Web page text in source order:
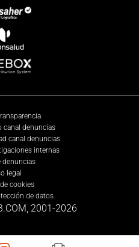
canal denuncias
canal denuncias
internas
denuncias
legal
cookies
de datos
2001-2026